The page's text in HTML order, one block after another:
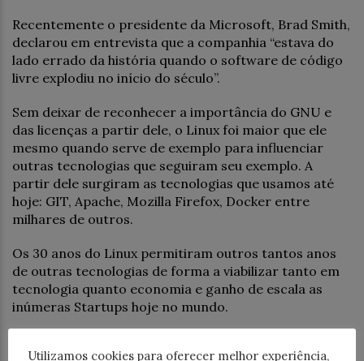
Recentemente o presidente da Microsoft, Brad Smith,
declarou em entrevista que a companhia “estava do
lado errado da história quando o software de código
livre explodiu no início do século”.
Sem deixar de reconhecer a importância do GNU e
das licenças a partir dele, o Linux foi maior que ele
mesmo quando serve de exemplo para influenciar
outras tecnologias que seguiram seu exemplo. A
partir dele surgiram as tecnologias que usamos até
hoje: GIT, Apache, Mozilla Firefox, Docker entre
milhares de outros.
Os 30 anos do Linux permitiram outros tantos anos
de outras tecnologias de forma a viabilizar tanto em
tecnologia quanto economia e ganho de escala as
inúmeras Startups hoje no mundo.
Utilizamos cookies para oferecer melhor experiência,